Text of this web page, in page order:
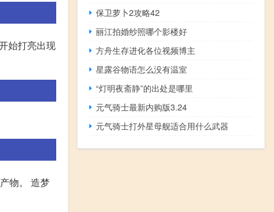
始打亮出现
物。 造梦
保卫萝卜2攻略42
丽江拍婚纱照哪个影楼好
方舟生存进化各位视频博主
星露谷物语怎么没有温室
“灯明夜斋静”的出处是哪里
元气骑士最新内购版3.24
元气骑士打外星母舰适合用什么武器